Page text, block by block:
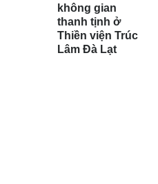
không gian
thanh tịnh ở
Thiền viện Trúc
Lâm Đà Lạt